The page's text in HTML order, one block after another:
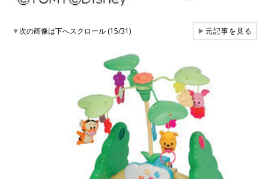
▼次の画像は下へスクロール (15/31) ▶元記事を見る